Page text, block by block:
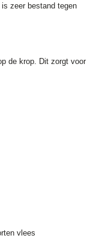
zeer bestand tegen
de krop. Dit zorgt voor
vlees